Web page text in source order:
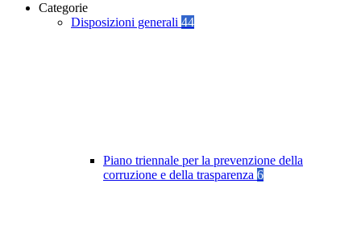
Categorie
Disposizioni generali 44
Piano triennale per la prevenzione della
corruzione e della trasparenza 6